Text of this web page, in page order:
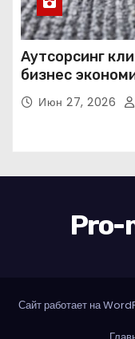
Аутсорсинг
бизнес
Июн 27, 2026
Pro-
Сайт работает на